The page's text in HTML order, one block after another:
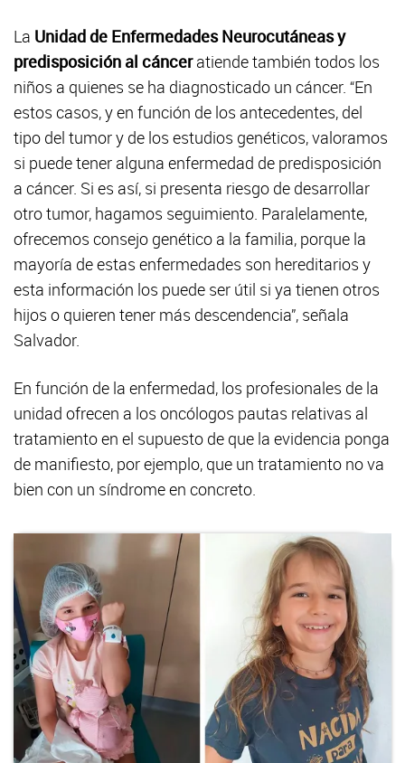
La Unidad de Enfermedades Neurocutáneasy
predisposición al cánceratiende también todos los
niños a quienes se ha diagnosticado un cáncer. “En
estos casos, y en función de los antecedentes, del
tipo del tumor y de los estudios genéticos, valoramos
si puede tener alguna enfermedad de predisposición
a cáncer. Si es así, si presenta riesgo de desarrollar
otro tumor, hagamos seguimiento. Paralelamente,
ofrecemos consejo genético a la familia, porque la
mayoría de estas enfermedades son hereditarios y
esta información los puede ser útil si ya tienen otros
hijos o quieren tener más descendencia”, señala
Salvador.
En función de la enfermedad, los profesionales de la
unidad ofrecen a los oncólogos pautas relativas al
tratamiento en el supuesto de que la evidencia ponga
de manifiesto, por ejemplo, que un tratamiento no va
bien con un síndrome en concreto.